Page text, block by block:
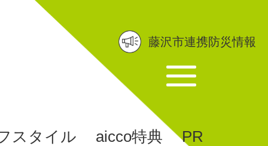
スタイル aicco特典 PR
藤沢市連携防災情報